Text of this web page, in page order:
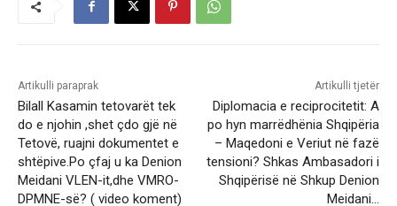
Artikulli paraprak
Bilall Kasamin tetovarët tek
do e njohin ,shet çdo gjë në
Tetovë, ruajni dokumentet e
shtëpive.Po çfaj u ka Denion
Meidani VLEN-it,dhe VMRO-
DPMNE-së? ( video koment)
Artikulli tjetër
Diplomacia e reciprocitetit: A
po hyn marrëdhënia Shqipëria
– Maqedoni e Veriut në fazë
tensioni? Shkas Ambasadori i
Shqipërisë në Shkup Denion
Meidani…